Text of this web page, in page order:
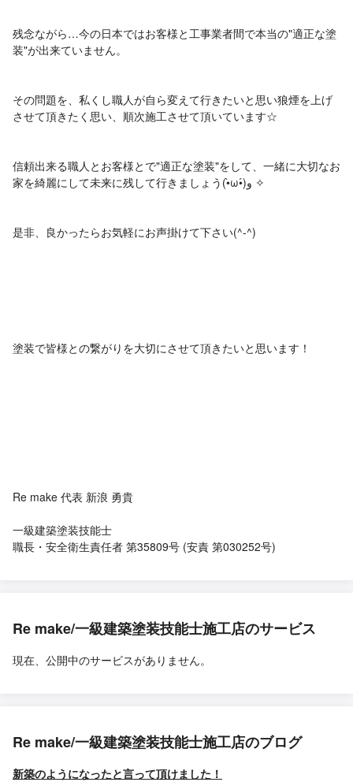
残念ながら…今の日本ではお客様と工事業者間で本当の"適正な塗
装"が出来ていません。
その問題を、私くし職人が自ら変えて行きたいと思い狼煙を上げ
させて頂きたく思い、順次施工させて頂いています☆ㅤㅤㅤㅤ
信頼出来る職人とお客様とで"適正な塗装"をして、一緒に大切なお
家を綺麗にして未来に残して行きましょう(•̀ω•́)و ✧
是非、良かったらお気軽にお声掛けて下さい(^-^)ゞ
塗装で皆様との繋がりを大切にさせて頂きたいと思います！
Re make 代表 新浪 勇貴
一級建築塗装技能士
職長・安全衛生責任者 第35809号 ‎(安責 第030252号)
Re make/一級建築塗装技能士施工店のサービス
現在、公開中のサービスがありません。
Re make/一級建築塗装技能士施工店のブログ
新築のようになったと言って頂けました！